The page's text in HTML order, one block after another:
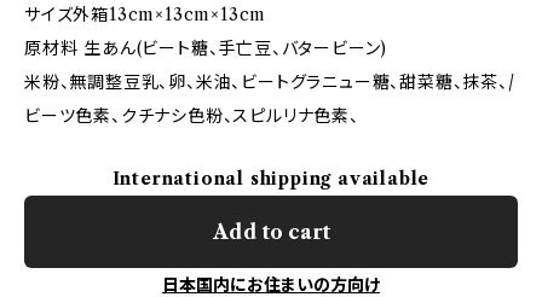
サイズ外箱13cm×13cm×13cm
原材料 生あん(ビート糖、手亡豆、バタービーン)
米粉、無調整豆乳、卵、米油、ビートグラニュー糖、甜菜糖、抹茶、/
ビーツ色素、クチナシ色粉、スピルリナ色素、
International shipping available
Add to cart
日本国内にお住まいの方向け